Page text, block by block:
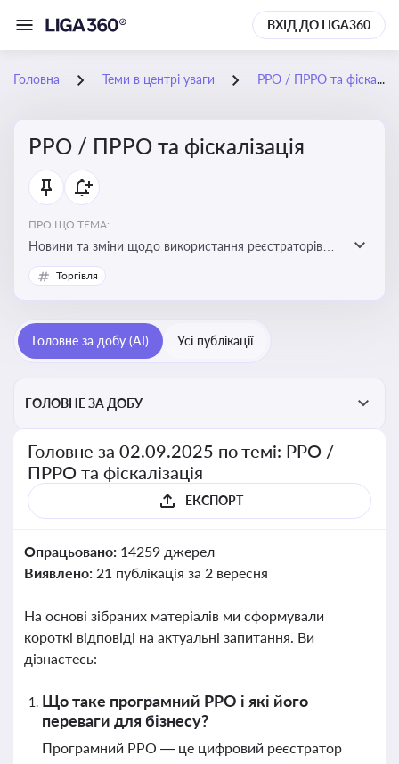
ВХІД ДО LIGA360
Головна Теми в центрі уваги РРО / ПРРО та фіскалізація
РРО / ПРРО та фіскалізація
ПРО ЩО ТЕМА:
Новини та зміни щодо використання реєстраторів
розрахункових операцій, аналіз законодавства про
РРО, позиції ДПС та судів щодо РРО
Торгівля
Головне за добу (AI) Усі публікації
ГОЛОВНЕ ЗА ДОБУ
Головне за 02.09.2025 по темі: РРО /
ПРРО та фіскалізація
ЕКСПОРТ
Опрацьовано: 14259 джерел
Виявлено: 21 публікація за 2 вересня
На основі зібраних матеріалів ми сформували
короткі відповіді на актуальні запитання. Ви
дізнаєтесь:
Що таке програмний РРО і які його
переваги для бізнесу?
Програмний РРО — це цифровий реєстратор